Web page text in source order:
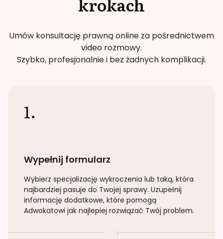
Umów konsultację prawną online za pośrednictwem
video rozmowy.
Szybko, profesjonalnie i bez żadnych komplikacji.
1.
Wypełnij formularz
Wybierz specjalizację wykroczenia lub taką, która
najbardziej pasuje do Twojej sprawy. Uzupełnij
informację dodatkowe, które pomogą
Adwokatowi jak najlepiej rozwiązać Twój problem.